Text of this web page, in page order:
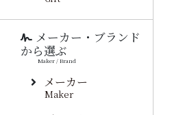
メーカー・ブランド
から選ぶ
Maker / Brand
メーカー
Maker